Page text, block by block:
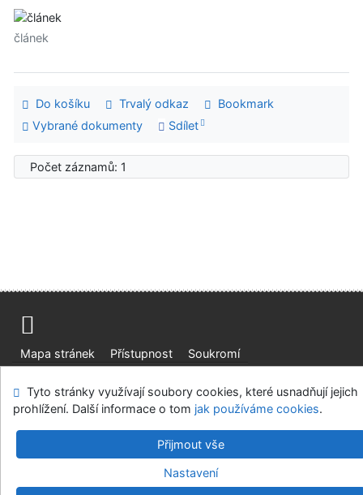
článek
Do košíku Trvalý odkaz
Bookmark
Vybrané dokumenty
Sdílet
Počet záznamů: 1
Mapa stránek Přístupnost
Soukromí
Ústavní soud, IČO: 48513687, se sídlem Joštova 625/8,
660 83 Brno
©1993-2026IPACv.4.8.63a-Cosmotron Bohemia, s.r.o.
Tyto stránky využívají soubory cookies, které usnadňují jejich
prohlížení. Další informace o tom jak používáme cookies.
Přijmout vše
Nastavení